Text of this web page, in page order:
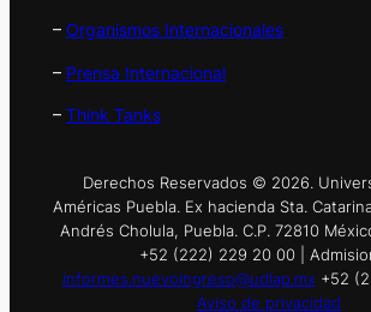
– Organismos Internacionales
– Prensa Internacional
– Think Tanks
Derechos Reservados © 2026.
Américas Puebla. Ex hacienda Sta.
Andrés Cholula, Puebla. C.P. 72810
+52 (222) 229 20 00 |
informes.nuevoingreso@udlap.mx +52
Aviso de privacidad